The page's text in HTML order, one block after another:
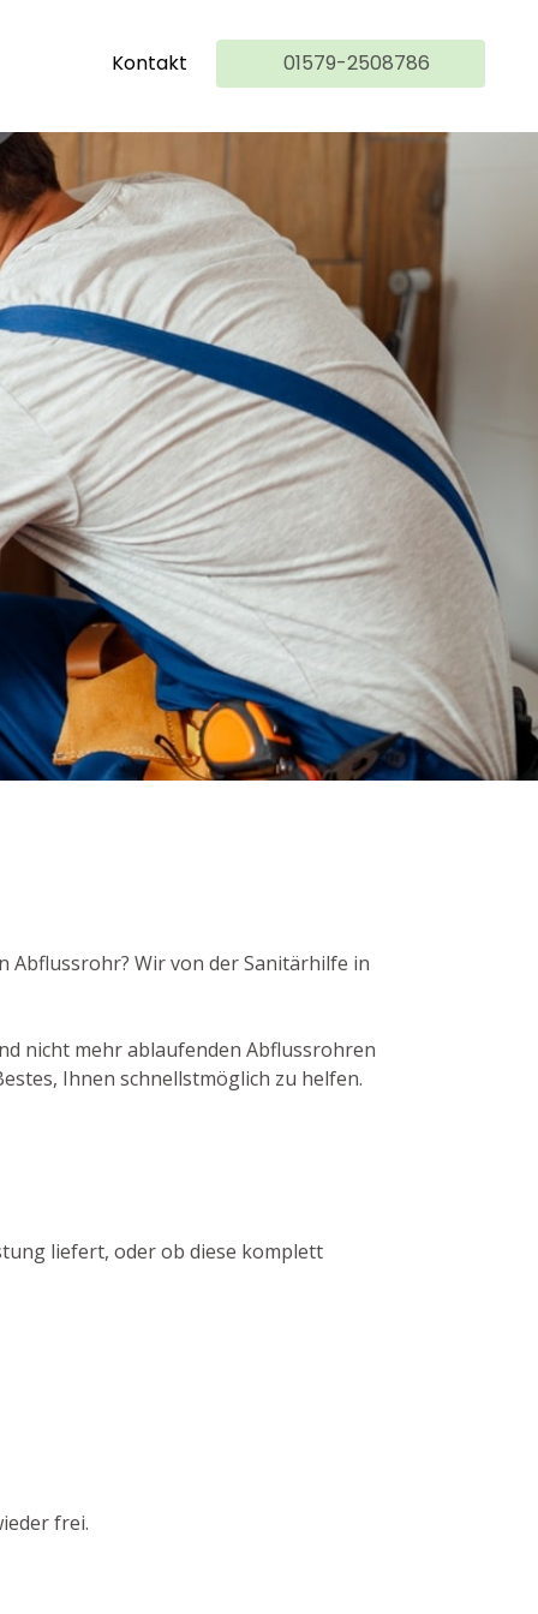
Kontakt 01579-2508786
Abflussrohr? Wir von der Sanitärhilfe in
nicht mehr ablaufenden Abflussrohren
Ihnen schnellstmöglich zu helfen.
liefert, oder ob diese komplett
frei.